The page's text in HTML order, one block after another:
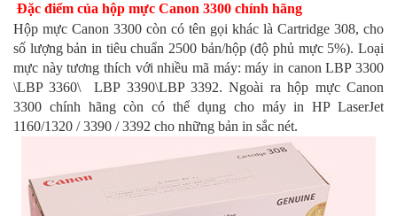
Đặc điểm của hộp mực Canon 3300 chính hãng
Hộp mực Canon 3300 còn có tên gọi khác là Cartridge 308, cho
số lượng bản in tiêu chuẩn 2500 bản/hộp (độ phủ mực 5%). Loại
mực này tương thích với nhiều mã máy: máy in canon LBP 3300
\LBP 3360\  LBP 3390\LBP 3392. Ngoài ra hộp mực Canon
3300 chính hãng còn có thể dụng cho máy in HP LaserJet
1160/1320 / 3390 / 3392 cho những bản in sắc nét.